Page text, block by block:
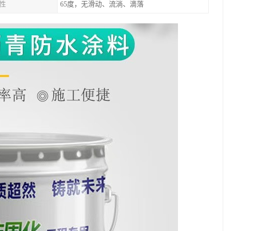
65度，无滑动、流淌、滴落